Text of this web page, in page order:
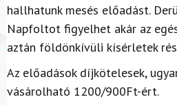
hallhatunk mesés előadást.
Napfoltot figyelhet akár az
aztán földönkívüli kísérletek
Az előadások díjkötelesek,
vásárolható 1200/900Ft-ért.